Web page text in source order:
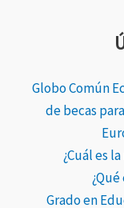
Globo Común
de becas
¿Cuál es
Grado en